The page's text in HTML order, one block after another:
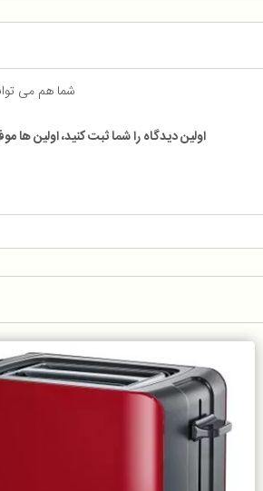
شما هم می
اولین دیدگاه را شما ثبت کنید، اولین ها